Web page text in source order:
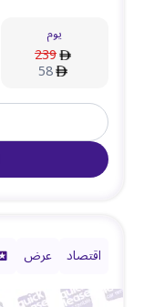
يوم
239
58
اقتصاد عرض